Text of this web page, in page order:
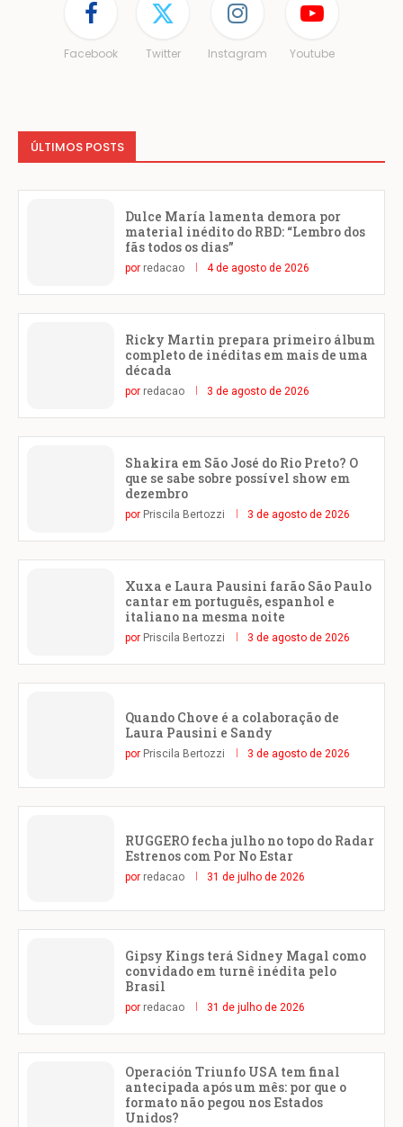
Facebook Twitter Instagram Youtube
ÚLTIMOS POSTS
Dulce María lamenta demora por
material inédito do RBD: “Lembro dos
fãs todos os dias”
por redacao 4 de agosto de 2026
Ricky Martin prepara primeiro álbum
completo de inéditas em mais de uma
década
por redacao 3 de agosto de 2026
Shakira em São José do Rio Preto? O
que se sabe sobre possível show em
dezembro
por Priscila Bertozzi 3 de agosto de 2026
Xuxa e Laura Pausini farão São Paulo
cantar em português, espanhol e
italiano na mesma noite
por Priscila Bertozzi 3 de agosto de 2026
Quando Chove é a colaboração de
Laura Pausini e Sandy
por Priscila Bertozzi 3 de agosto de 2026
RUGGERO fecha julho no topo do Radar
Estrenos com Por No Estar
por redacao 31 de julho de 2026
Gipsy Kings terá Sidney Magal como
convidado em turnê inédita pelo
Brasil
por redacao 31 de julho de 2026
Operación Triunfo USA tem final
antecipada após um mês: por que o
formato não pegou nos Estados
Unidos?